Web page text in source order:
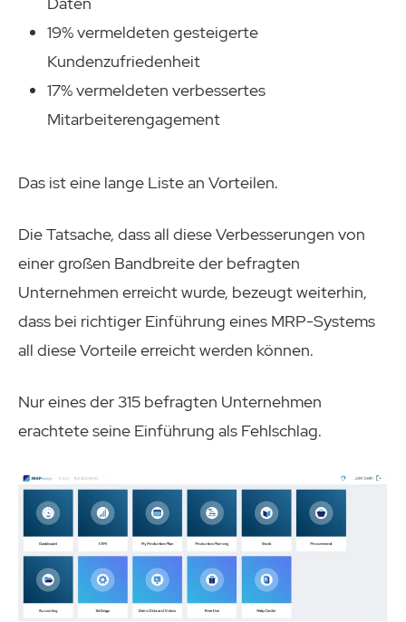
19% vermeldeten gesteigerte
Kundenzufriedenheit
17% vermeldeten verbessertes
Mitarbeiterengagement
Das ist eine lange Liste an Vorteilen.
Die Tatsache, dass all diese Verbesserungen von
einer großen Bandbreite der befragten
Unternehmen erreicht wurde, bezeugt weiterhin,
dass bei richtiger Einführung eines MRP-Systems
all diese Vorteile erreicht werden können.
Nur eines der 315 befragten Unternehmen
erachtete seine Einführung als Fehlschlag.